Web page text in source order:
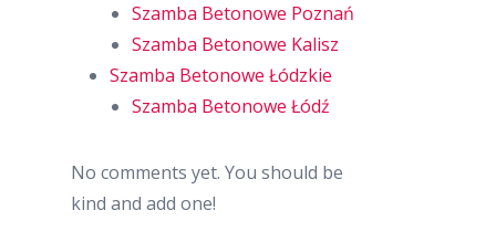
Szamba Betonowe Poznań
Szamba Betonowe Kalisz
Szamba Betonowe Łódzkie
Szamba Betonowe Łódź
No comments yet. You should be
kind and add one!